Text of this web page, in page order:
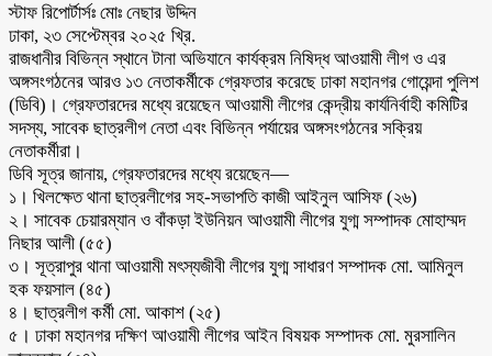
স্টাফ রিপোর্টার্সঃ মোঃ নেছার উদ্দিন
ঢাকা, ২৩ সেপ্টেম্বর ২০২৫ খ্রি.
রাজধানীর বিভিন্ন স্থানে টানা অভিযানে কার্যক্রম নিষিদ্ধ আওয়ামী লীগ ও এর
অঙ্গসংগঠনের আরও ১৩ নেতাকর্মীকে গ্রেফতার করেছে ঢাকা মহানগর গোয়েন্দা পুলিশ
(ডিবি)। গ্রেফতারদের মধ্যে রয়েছেন আওয়ামী লীগের কেন্দ্রীয় কার্যনির্বাহী কমিটির
সদস্য, সাবেক ছাত্রলীগ নেতা এবং বিভিন্ন পর্যায়ের অঙ্গসংগঠনের সক্রিয়
নেতাকর্মীরা।
ডিবি সূত্র জানায়, গ্রেফতারদের মধ্যে রয়েছেন—
১। খিলক্ষেত থানা ছাত্রলীগের সহ-সভাপতি কাজী আইনুল আসিফ (২৬)
২। সাবেক চেয়ারম্যান ও বাঁকড়া ইউনিয়ন আওয়ামী লীগের যুগ্ম সম্পাদক মোহাম্মদ
নিছার আলী (৫৫)
৩। সূত্রাপুর থানা আওয়ামী মৎস্যজীবী লীগের যুগ্ম সাধারণ সম্পাদক মো. আমিনুল
হক ফয়সাল (৪৫)
৪। ছাত্রলীগ কর্মী মো. আকাশ (২৫)
৫। ঢাকা মহানগর দক্ষিণ আওয়ামী লীগের আইন বিষয়ক সম্পাদক মো. মুরসালিন